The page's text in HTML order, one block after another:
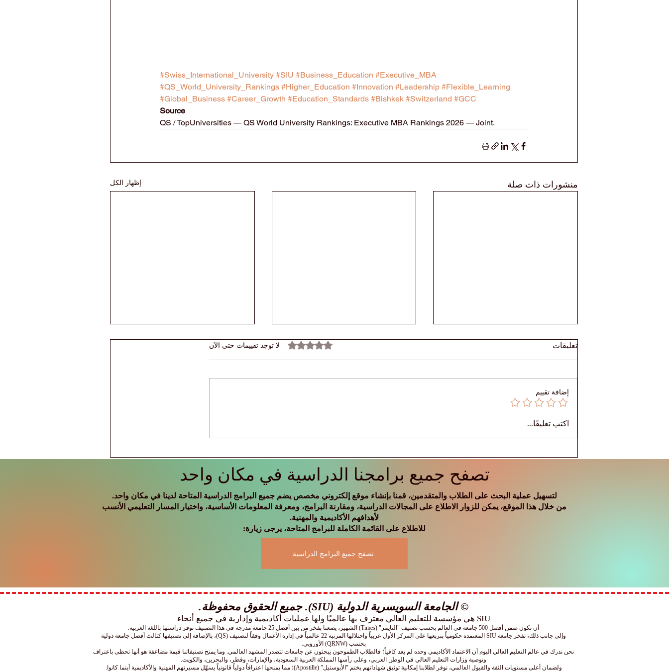
#Swiss_International_University #SIU #Business_Education #Executive_MBA
#QS_World_University_Rankings #Higher_Education #Innovation #Leadership #Flexible_Learning
#Global_Business #Career_Growth #Education_Standards #Bishkek #Switzerland #GCC
Source
QS / TopUniversities — QS World University Rankings: Executive MBA Rankings 2026 — Joint.
منشورات ذات صلة إظهار الكل
🎓 تعرّفوا على ريم — تعلّم بلا
حدود
مرتفعة: ماذا يعني عصر المال
والاقتصاد العالمي؟
تعليقات تم التقييم بـ 0 من أصل 5 نجوم. لا توجد تقييمات حتى الآن
إضافة تقييم
اكتب تعليقًا...
تصفح جميع برامجنا الدراسية في مكان واحد
لتسهيل عملية البحث على الطلاب والمتقدمين، قمنا بإنشاء موقع إلكتروني مخصص يضم جميع البرامج الدراسية المتاحة لدينا في مكان واحد.
من خلال هذا الموقع، يمكن للزوار الاطلاع على المجالات الدراسية، ومقارنة البرامج، ومعرفة المعلومات الأساسية، واختيار المسار التعليمي الأنسب
لأهدافهم الأكاديمية والمهنية.
للاطلاع على القائمة الكاملة للبرامج المتاحة، يرجى زيارة:
تصفح جميع البرامج الدراسية
© الجامعة السويسرية الدولية (SIU). جميع الحقوق محفوظة.
SIU هي مؤسسة للتعليم العالي معترف بها عالميًا ولها عمليات أكاديمية وإدارية في جميع أنحاء
أن نكون ضمن أفضل 500 جامعة في العالم بحسب تصنيف "التايمز" (Times) الشهير، يضعنا بفخر من بين أفضل 25 جامعة مدرجة في هذا التصنيف توفر دراستها باللغة العربية.
وإلى جانب ذلك، تفخر جامعة SIU المعتمدة حكومياً بتربعها على المركز الأول عربياً واحتلالها المرتبة 22 عالمياً في إدارة الأعمال وفقاً لتصنيف (QS)، بالإضافة إلى تصنيفها كثالث أفضل جامعة دولية
بحسب (QRNW) الأوروبي.
نحن ندرك في عالم التعليم العالي اليوم أن الاعتماد الأكاديمي وحده لم يعد كافياً؛ فالطلاب الطموحون يبحثون عن جامعات تتصدر المشهد العالمي. وما يمنح تصنيفاتنا قيمة مضاعفة هو أنها تحظى باعتراف
وتوصية وزارات التعليم العالي في الوطن العربي، وعلى رأسها المملكة العربية السعودية، والإمارات، وقطر، والبحرين، والكويت.
ولضمان أعلى مستويات الثقة والقبول العالمي، نوفر لطلابنا إمكانية توثيق شهاداتهم بختم "الأبوستيل" (Apostille)؛ مما يمنحها اعترافاً دولياً قانونياً يسهّل مسيرتهم المهنية والأكاديمية أينما كانوا.